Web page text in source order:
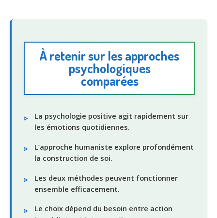
À retenir sur les approches
psychologiques
comparées
La psychologie positive agit rapidement sur
les émotions quotidiennes.
L’approche humaniste explore profondément
la construction de soi.
Les deux méthodes peuvent fonctionner
ensemble efficacement.
Le choix dépend du besoin entre action